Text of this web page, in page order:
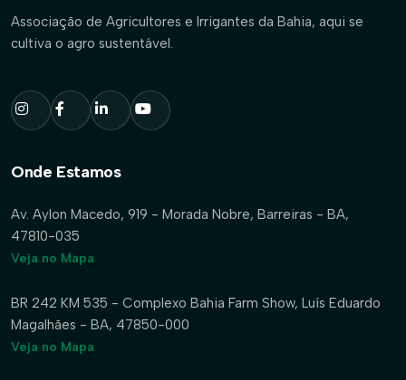
Associação de Agricultores e Irrigantes da Bahia, aqui se
cultiva o agro sustentável.
Onde Estamos
Av. Aylon Macedo, 919 - Morada Nobre, Barreiras - BA,
47810-035
Veja no Mapa
BR 242 KM 535 - Complexo Bahia Farm Show, Luís Eduardo
Magalhães - BA, 47850-000
Veja no Mapa